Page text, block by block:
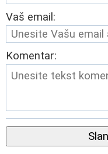
Vaš email:
Komentar: